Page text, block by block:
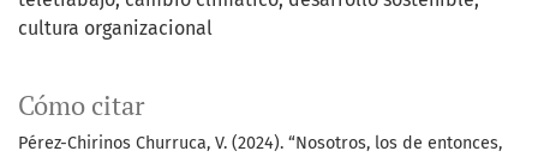
cultura organizacional
Cómo citar
Pérez-Chirinos Churruca, V. (2024). “Nosotros, los de entonces,